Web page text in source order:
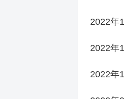
2022年
2022年
2022年